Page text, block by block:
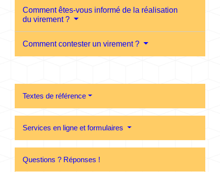
Comment êtes-vous informé de la réalisation
du virement ?
Comment contester un virement ?
Textes de référence
Services en ligne et formulaires
Questions ? Réponses !